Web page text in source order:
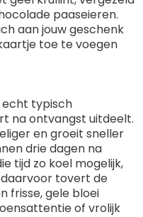
paaseieren.
aan jouw geschenk
toe te voegen
echt typisch
na ontvangst uitdeelt.
en groeit sneller
drie dagen na
tijd zo koel mogelijk,
daarvoor tovert de
frisse, gele bloei
of vrolijk